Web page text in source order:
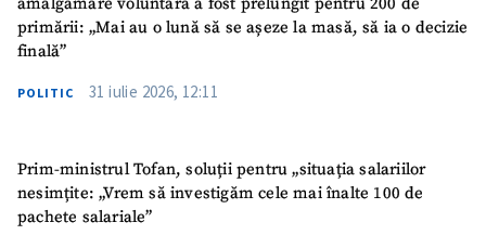
primării: „Mai au o lună să se așeze la masă, să ia o decizie
finală”
POLITIC 31 iulie 2026, 12:11
Prim-ministrul Tofan, soluții pentru „situația salariilor
nesimțite: „Vrem să investigăm cele mai înalte 100 de
pachete salariale”